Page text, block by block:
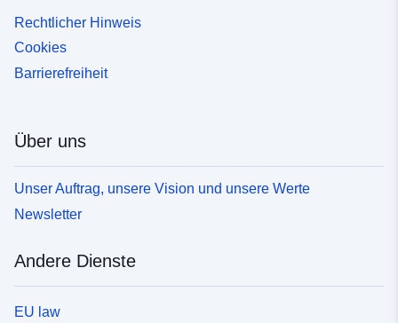
Rechtlicher Hinweis
Cookies
Barrierefreiheit
Über uns
Unser Auftrag, unsere Vision und unsere Werte
Newsletter
Andere Dienste
EU law